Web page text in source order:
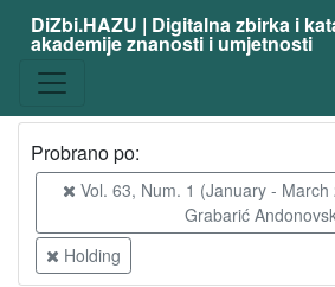
DiZbi.HAZU | Digitalna zbirka i
akademije znanosti i umjetnosti
Probrano po:
Vol. 63, Num. 1 (January -
Grabarić
Holding